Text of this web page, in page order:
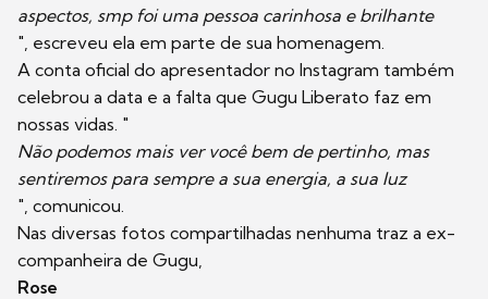
aspectos, smp foi uma pessoa carinhosa e brilhante
", escreveu ela em parte de sua homenagem.
A conta oficial do apresentador no Instagram também
celebrou a data e a falta que Gugu Liberato faz em
nossas vidas. "
Não podemos mais ver você bem de pertinho, mas
sentiremos para sempre a sua energia, a sua luz
", comunicou.
Nas diversas fotos compartilhadas nenhuma traz a ex-
companheira de Gugu,
Rose